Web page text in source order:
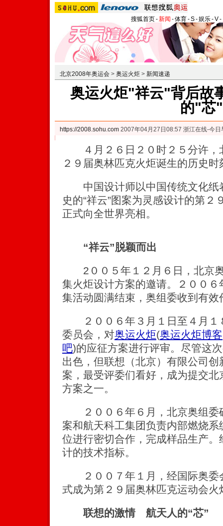
搜狐首页-新闻 -体育-S-娱乐-V-
北京2008年奥运会 > 奥运火炬 > 新闻速递
奥运火炬"祥云"背后故
的"芯"
https://2008.sohu.com 2007年04月27日08:57 浙江在线-今日
４月２６日２０时２５分许，
２９届奥林匹克火炬诞生的历史时
中国设计师以中国传统文化纸
史的“祥云”图案为灵感设计的第
正式向全世界亮相。
“祥云”脱颖而出
2００５年１２月６日，北京奥
集火炬设计方案的邀请。２００
集活动圆满结束，奥组委收到有效
２００６年３月１日至４月１
委员会，对奥运火炬(奥运火炬博客
吧)的应征方案进行评审。尽管这
出色，但联想（北京）有限公司创
案，最受评委们看好，成为提交
方案之一。
２００６年６月，北京奥组委
案和航天科工集团负责内部燃烧
位进行密切合作，完成样品生产
计的技术指标。
２００７年１月，经国际奥委
式成为第２９届奥林匹克运动会火
联想的激情 航天人的“芯”